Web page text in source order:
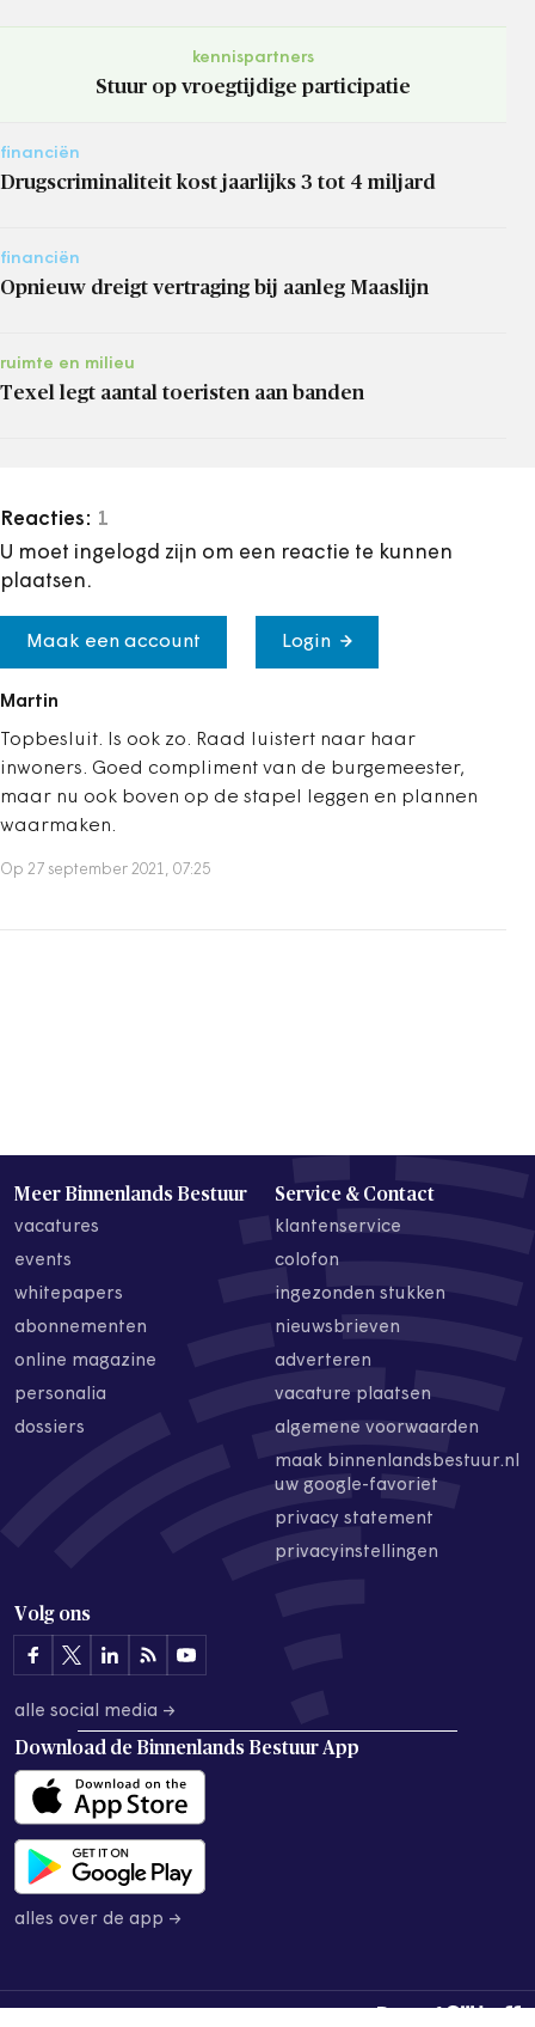
kennispartners
Stuur op vroegtijdige participatie
financiën
Drugscriminaliteit kost jaarlijks 3 tot 4 miljard
financiën
Opnieuw dreigt vertraging bij aanleg Maaslijn
ruimte en milieu
Texel legt aantal toeristen aan banden
Reacties: 1
U moet ingelogd zijn om een reactie te kunnen
plaatsen.
Maak een account Login
Martin
Topbesluit. Is ook zo. Raad luistert naar haar
inwoners. Goed compliment van de burgemeester,
maar nu ook boven op de stapel leggen en plannen
waarmaken.
Op 27 september 2021, 07:25
Meer Binnenlands Bestuur
vacatures
events
whitepapers
abonnementen
online magazine
personalia
dossiers
Service & Contact
klantenservice
colofon
ingezonden stukken
nieuwsbrieven
adverteren
vacature plaatsen
algemene voorwaarden
maak binnenlandsbestuur.nl
uw google-favoriet
privacy statement
privacyinstellingen
Volg ons
alle social media →
Download de Binnenlands Bestuur App
alles over de app →